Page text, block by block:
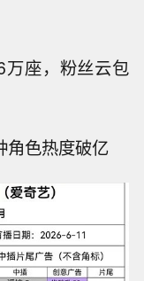
座，粉丝云包
角色热度破亿